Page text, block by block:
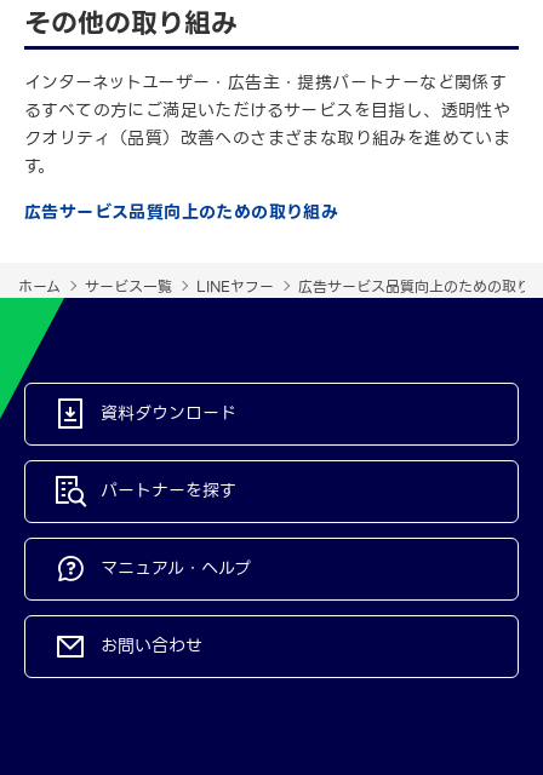
その他の取り組み
インターネットユーザー・広告主・提携パートナーなど関係す
るすべての方にご満足いただけるサービスを目指し、透明性や
クオリティ（品質）改善へのさまざまな取り組みを進めていま
す。
広告サービス品質向上のための取り組み
ホーム サービス一覧 LINEヤフー 広告サービス品質向上のための取り
資料ダウンロード
パートナーを探す
マニュアル・ヘルプ
お問い合わせ